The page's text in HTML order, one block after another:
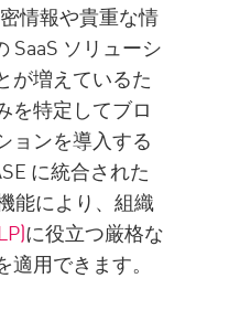
情報や貴重な情
SaaS ソリューシ
が増えているた
を特定してブロ
ョンを導入する
に統合された
能により、組織
に役立つ厳格な
用できます。